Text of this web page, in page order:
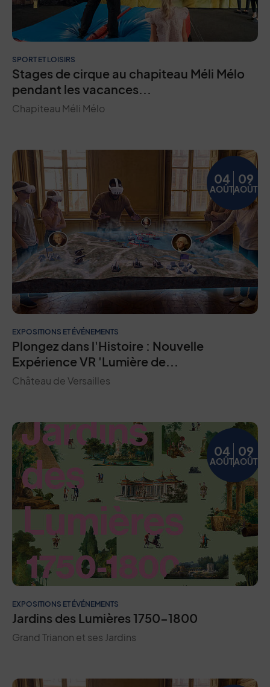
SPORT ET LOISIRS
Stages de cirque au chapiteau Méli Mélo
pendant les vacances...
Chapiteau Méli Mélo
EXPOSITIONS ET ÉVÉNEMENTS
Plongez dans l'Histoire : Nouvelle
Expérience VR 'Lumière de...
Château de Versailles
04
AOÛT
09
AOÛT
EXPOSITIONS ET ÉVÉNEMENTS
Jardins des Lumières 1750-1800
Grand Trianon et ses Jardins
04
AOÛT
09
AOÛT